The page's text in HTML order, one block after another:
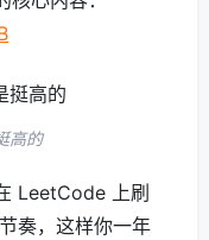
高的
LeetCode 上刷
奏，这样你一年